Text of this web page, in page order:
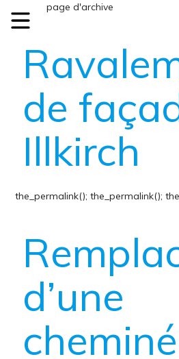
Index.php page d'archive
de
Illkirch
the_permalink();
d’une
the_permalink();